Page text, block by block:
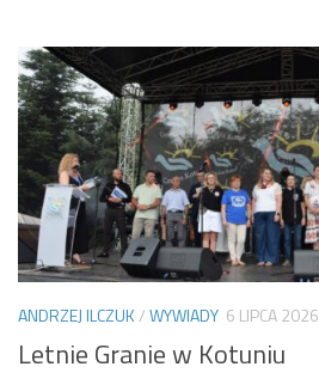
ANDRZEJ ILCZUK/WYWIADY 6 LIPCA 2026
Letnie Granie w Kotuniu